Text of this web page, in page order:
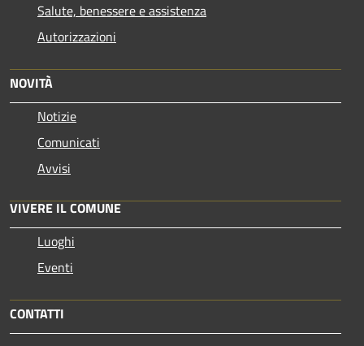
Salute, benessere e assistenza
Autorizzazioni
NOVITÀ
Notizie
Comunicati
Avvisi
VIVERE IL COMUNE
Luoghi
Eventi
CONTATTI